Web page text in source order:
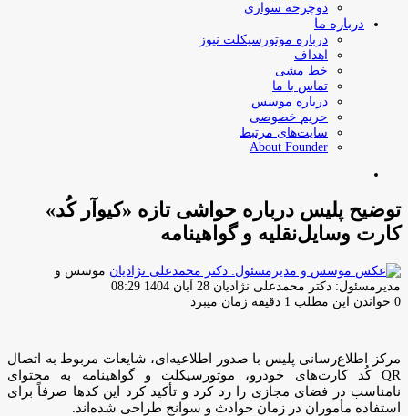
دوچرخه سواری
درباره ما
درباره موتورسیکلت نیوز
اهداف
خط مشی
تماس با ما
درباره موسس
حریم خصوصی
سایت‌های مرتبط
About Founder
توضیح پلیس درباره حواشی تازه «کیوآر کُد»
کارت وسایل‌نقلیه و گواهینامه
موسس و
مدیرمسئول: دکتر محمدعلی نژادیان ارسال
ایمیل
28 آبان 1404 08:29
0 خواندن این مطلب 1 دقیقه زمان میبرد
مرکز اطلاع‌رسانی پلیس با صدور اطلاعیه‌ای، شایعات مربوط به اتصال
QR کُد کارت‌های خودرو، موتورسیکلت و گواهینامه به محتوای
نامناسب در فضای مجازی را رد کرد و تأکید کرد این کدها صرفاً برای
استفاده مأموران در زمان حوادث و سوانح طراحی شده‌اند.